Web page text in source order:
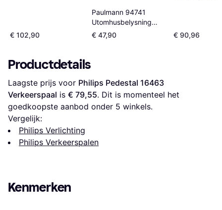
€ 102,90
Paulmann 94741
Utomhusbelysning
Verkeerspaal
€ 47,90 € 90,96
Productdetails
Laagste prijs voor Philips Pedestal 16463
Verkeerspaal is € 79,55. Dit is momenteel het
goedkoopste aanbod onder 5 winkels.
Vergelijk:
Philips Verlichting
Philips Verkeerspalen
Kenmerken